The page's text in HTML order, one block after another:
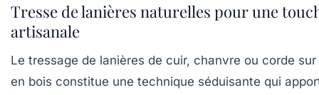
Tresse de lanières naturelles pour une
artisanale
Le tressage de lanières de cuir, chanvre ou corde
en bois constitue une technique séduisante qui